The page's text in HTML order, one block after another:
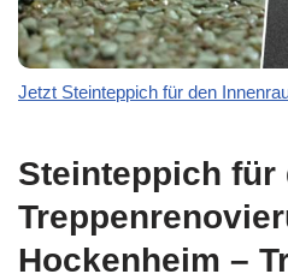
Jetzt Steinteppich für den
Steinteppich für
Hockenheim –